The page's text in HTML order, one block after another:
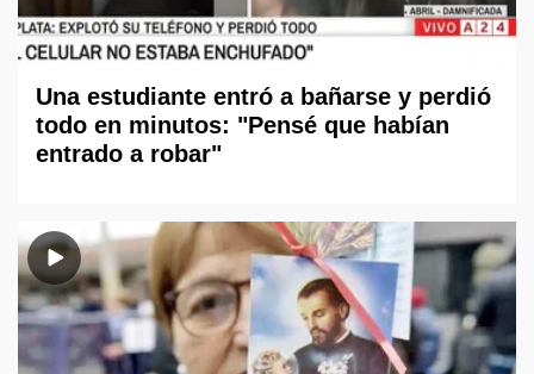
Una estudiante entró a bañarse y perdió
todo en minutos: "Pensé que habían
entrado a robar"